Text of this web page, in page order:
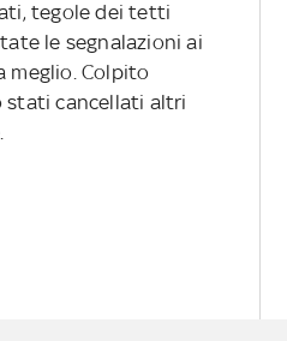
tegole dei tetti
le segnalazioni ai
meglio. Colpito
stati cancellati altri